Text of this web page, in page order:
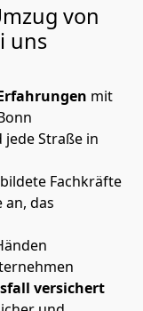
von
uns
mit
Straße in
Fachkräfte
an, das
versichert